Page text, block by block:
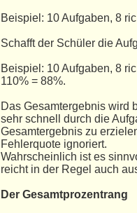
Beispiel: 10 Aufgaben, 8
Schafft der Schüler die
Beispiel: 10 Aufgaben, 8
110% = 88%.
Das Gesamtergebnis wird
sehr schnell durch die
Gesamtergebnis zu
Fehlerquote ignoriert.
Wahrscheinlich ist es
reicht in der Regel auch
Der Gesamtprozentrang